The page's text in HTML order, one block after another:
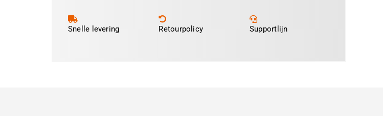
Snelle levering Retourpolicy Supportlijn